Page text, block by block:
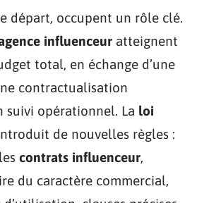
départ, occupent un rôle clé.
influenceur atteignent
total, en échange d’une
contractualisation
suivi opérationnel. La loi
de nouvelles règles :
contrats influenceur,
du caractère commercial,